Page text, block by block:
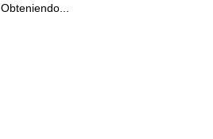
Obteniendo...